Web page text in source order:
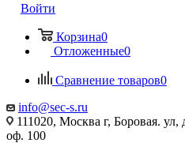
Войти
Корзина0
Отложенные0
Сравнение товаров0
info@sec-s.ru
111020, Москва г, Боровая.
оф. 100